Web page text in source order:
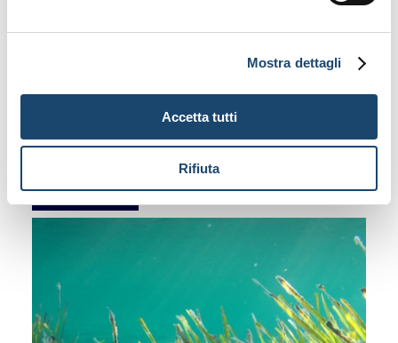
Mostra dettagli
Accetta tutti
Rifiuta
of Giannutri
Discover more